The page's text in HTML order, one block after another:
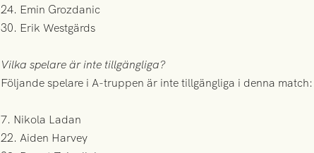
24. Emin Grozdanic
30. Erik Westgärds
Vilka spelare är inte tillgängliga?
Följande spelare i A-truppen är inte tillgängliga i denna match:
7. Nikola Ladan
22. Aiden Harvey